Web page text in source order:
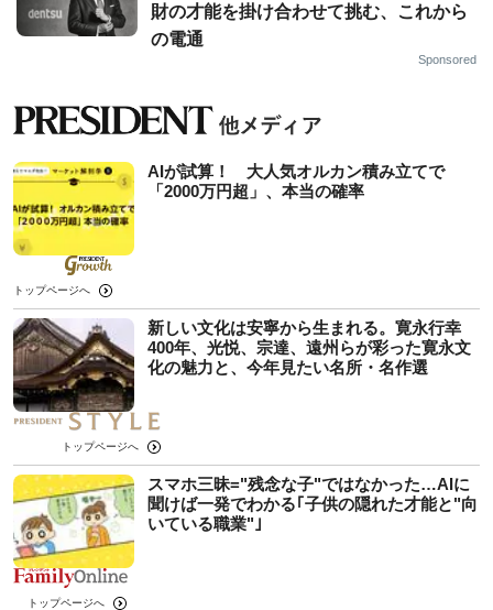
財の才能を掛け合わせて挑む、これから
の電通
Sponsored
AIが試算！ 大人気オルカン積み立てで
「2000万円超」、本当の確率
トップページへ
新しい文化は安寧から生まれる。寛永行幸
400年、光悦、宗達、遠州らが彩った寛永文
化の魅力と、今年見たい名所・名作選
トップページへ
スマホ三昧="残念な子"ではなかった…AIに
聞けば一発でわかる｢子供の隠れた才能と"向
いている職業"｣
トップページへ